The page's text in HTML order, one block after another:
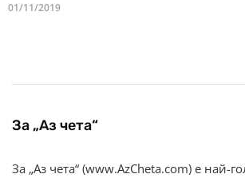
01/11/2019
За „Аз чета“
За „Аз чета“ (www.AzCheta.com) е най-